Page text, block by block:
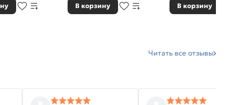
В корзину В корзину
Читать все отзывы